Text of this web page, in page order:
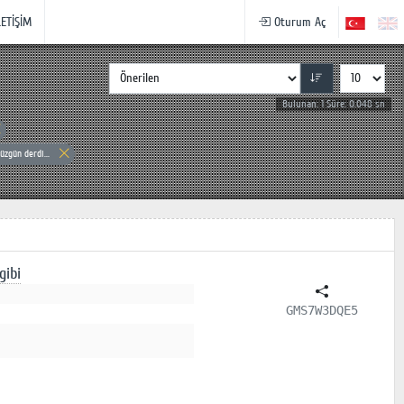
Oturum Aç
derdi...
Bulunan: 1 Süre: 0.048 sn
GMS7W3DQE5